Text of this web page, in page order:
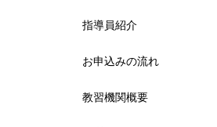
指導員紹介
お申込みの流れ
教習機関概要